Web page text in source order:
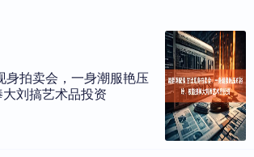
身拍卖会，一身潮服艳压
刘搞艺术品投资